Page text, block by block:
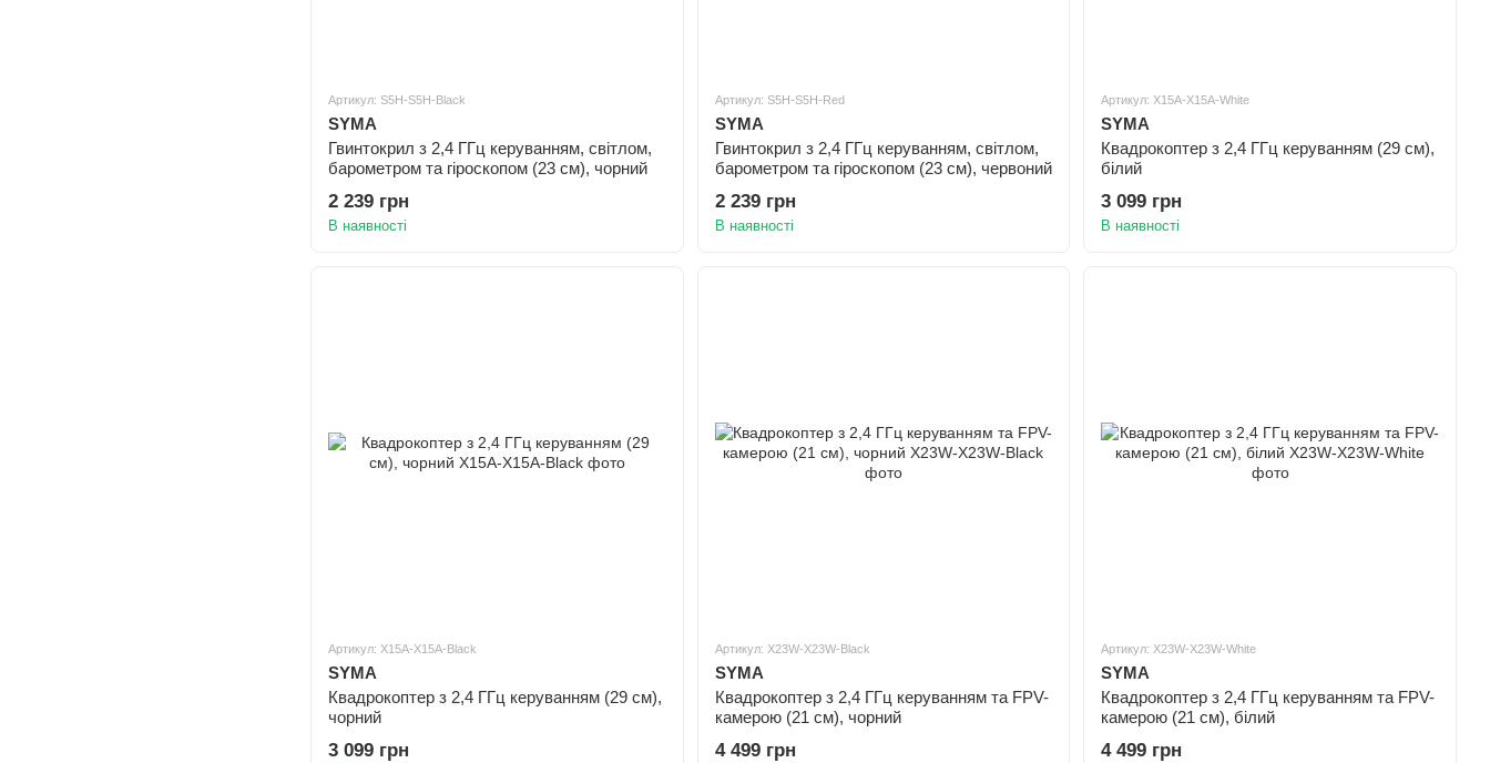
Артикул: S5H-S5H-Black
SYMA
Гвинтокрил з 2,4 ГГц керуванням, світлом,
барометром та гіроскопом (23 см), чорний
2 239 грн
В наявності
Артикул: S5H-S5H-Red
SYMA
Гвинтокрил з 2,4 ГГц керуванням, світлом,
барометром та гіроскопом (23 см), червоний
2 239 грн
В наявності
Артикул: X15A-X15A-White
SYMA
Квадрокоптер з 2,4 ГГц керуванням (29 cм),
білий
3 099 грн
В наявності
Артикул: X15A-X15A-Black
SYMA
Квадрокоптер з 2,4 ГГц керуванням (29 cм),
чорний
3 099 грн
Артикул: X23W-X23W-Black
SYMA
Квадрокоптер з 2,4 ГГц керуванням та FPV-
камерою (21 cм), чорний
4 499 грн
Артикул: X23W-X23W-White
SYMA
Квадрокоптер з 2,4 ГГц керуванням та FPV-
камерою (21 cм), білий
4 499 грн